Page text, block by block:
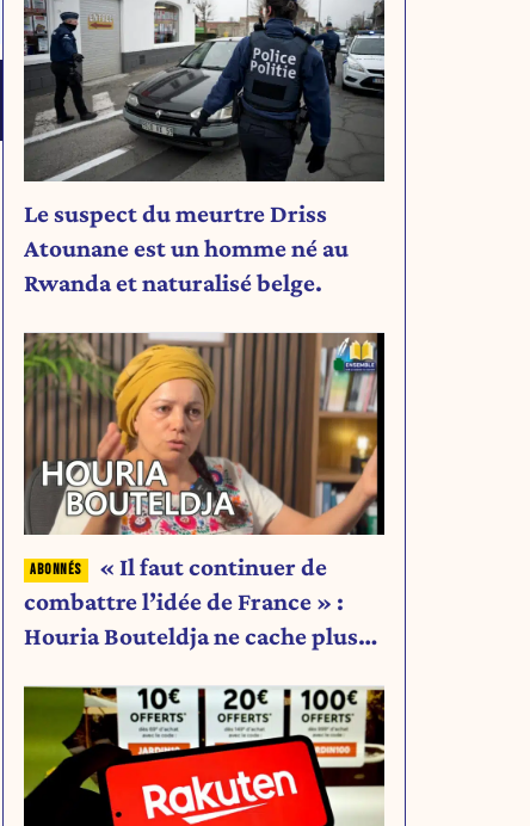
Le suspect du meurtre Driss
Atounane est un homme né au
Rwanda et naturalisé belge.
« Il faut continuer de
combattre l’idée de France » :
Houria Bouteldja ne cache plus